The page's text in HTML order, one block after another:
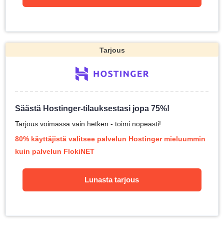
Tarjous
Säästä Hostinger-tilauksestasi jopa 75%!
Tarjous voimassa vain hetken - toimi nopeasti!
80% käyttäjistä valitsee palvelun Hostinger mieluummin
kuin palvelun FlokiNET
Lunasta tarjous